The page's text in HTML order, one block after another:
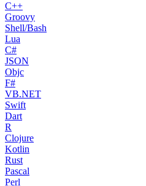
C++
Groovy
Shell/Bash
Lua
C#
JSON
Objc
F#
VB.NET
Swift
Dart
R
Clojure
Kotlin
Rust
Pascal
Perl